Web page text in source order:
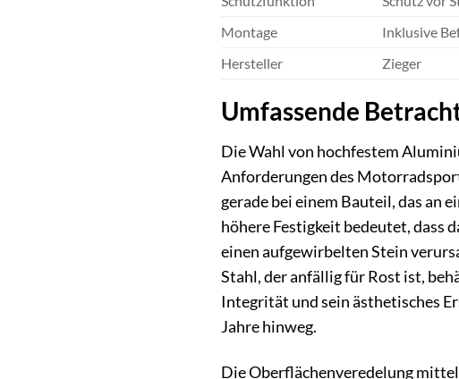
Montage
Inklusive
Hersteller
Zieger
Umfassende
Die Wahl von hochfestem
Anforderungen des
gerade bei einem Bauteil, das an
höhere Festigkeit bedeutet, dass
einen aufgewirbelten Stein
Stahl, der anfällig für Rost ist,
Integrität und sein ästhetisches
Jahre hinweg.
Die Oberflächenveredelung